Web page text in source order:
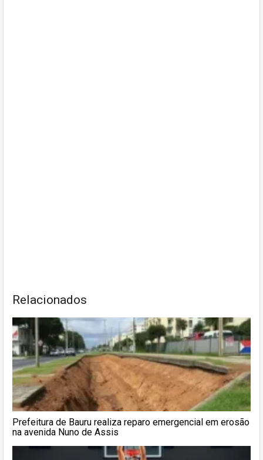
Relacionados
Prefeitura de Bauru realiza reparo emergencial em erosão
na avenida Nuno de Assis